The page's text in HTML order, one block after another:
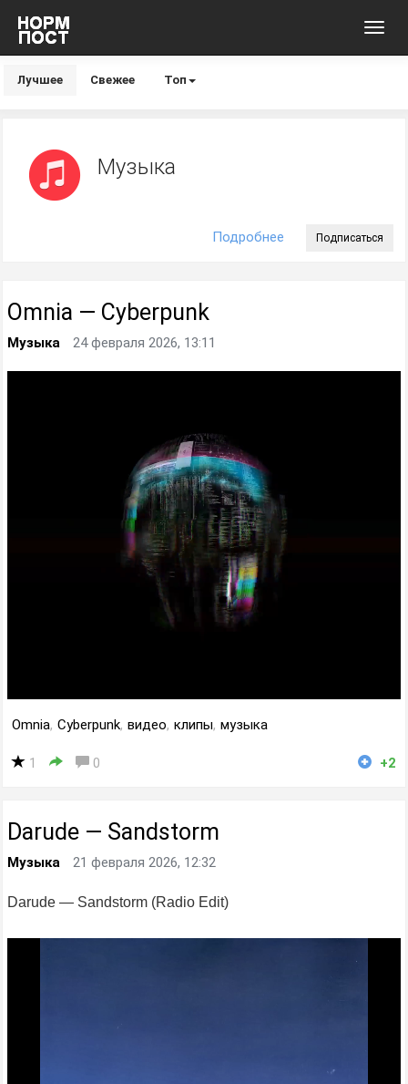
Лучшее Свежее Топ
Музыка
Подробнее Подписаться
Omnia — Cyberpunk
Музыка 24 февраля 2026, 13:11
Omnia, Cyberpunk, видео, клипы, музыка
1 0 +2
Darude — Sandstorm
Музыка 21 февраля 2026, 12:32
Darude — Sandstorm (Radio Edit)